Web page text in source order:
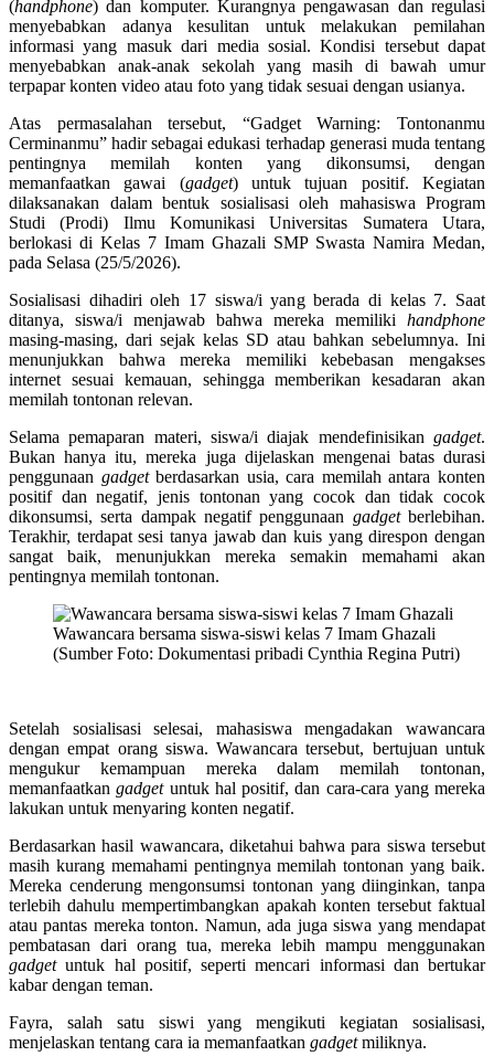
(handphone) dan komputer. Kurangnya pengawasan dan regulasi
menyebabkan adanya kesulitan untuk melakukan pemilahan
informasi yang masuk dari media sosial. Kondisi tersebut dapat
menyebabkan anak-anak sekolah yang masih di bawah umur
terpapar konten video atau foto yang tidak sesuai dengan usianya.
Atas permasalahan tersebut, “Gadget Warning: Tontonanmu
Cerminanmu” hadir sebagai edukasi terhadap generasi muda tentang
pentingnya memilah konten yang dikonsumsi, dengan
memanfaatkan gawai (gadget) untuk tujuan positif. Kegiatan
dilaksanakan dalam bentuk sosialisasi oleh mahasiswa Program
Studi (Prodi) Ilmu Komunikasi Universitas Sumatera Utara,
berlokasi di Kelas 7 Imam Ghazali SMP Swasta Namira Medan,
pada Selasa (25/5/2026).
Sosialisasi dihadiri oleh 17 siswa/i yang berada di kelas 7. Saat
ditanya, siswa/i menjawab bahwa mereka memiliki handphone
masing-masing, dari sejak kelas SD atau bahkan sebelumnya. Ini
menunjukkan bahwa mereka memiliki kebebasan mengakses
internet sesuai kemauan, sehingga memberikan kesadaran akan
memilah tontonan relevan.
Selama pemaparan materi, siswa/i diajak mendefinisikan gadget.
Bukan hanya itu, mereka juga dijelaskan mengenai batas durasi
penggunaan gadgetberdasarkan usia, cara memilah antara konten
positif dan negatif, jenis tontonan yang cocok dan tidak cocok
dikonsumsi, serta dampak negatif penggunaan gadgetberlebihan.
Terakhir, terdapat sesi tanya jawab dan kuis yang direspon dengan
sangat baik, menunjukkan mereka semakin memahami akan
pentingnya memilah tontonan.
Wawancara bersama siswa-siswi kelas 7 Imam Ghazali
(Sumber Foto: Dokumentasi pribadi Cynthia Regina Putri)
Setelah sosialisasi selesai, mahasiswa mengadakan wawancara
dengan empat orang siswa. Wawancara tersebut, bertujuan untuk
mengukur kemampuan mereka dalam memilah tontonan,
memanfaatkangadget untuk hal positif, dan cara-cara yang mereka
lakukan untuk menyaring konten negatif.
Berdasarkan hasil wawancara, diketahui bahwa para siswa tersebut
masih kurang memahami pentingnya memilah tontonan yang baik.
Mereka cenderung mengonsumsi tontonan yang diinginkan, tanpa
terlebih dahulu mempertimbangkan apakah konten tersebut faktual
atau pantas mereka tonton. Namun, ada juga siswa yang mendapat
pembatasan dari orang tua, mereka lebih mampu menggunakan
gadgetuntuk hal positif, seperti mencari informasi dan bertukar
kabar dengan teman.
Fayra, salah satu siswi yang mengikuti kegiatan sosialisasi,
menjelaskan tentang cara ia memanfaatkan gadgetmiliknya.